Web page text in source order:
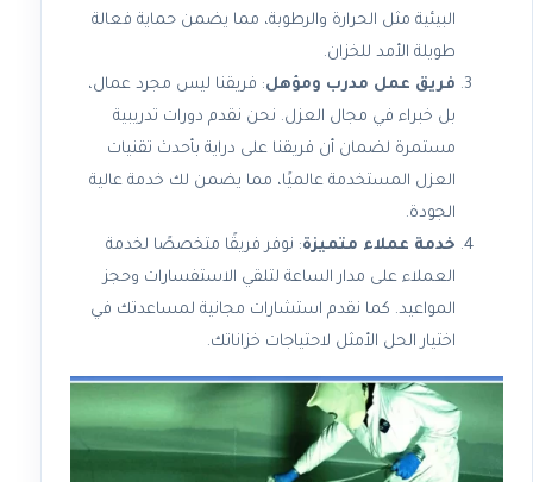
البيئية مثل الحرارة والرطوبة، مما يضمن حماية فعالة
طويلة الأمد للخزان.
فريق عمل مدرب ومؤهل: فريقنا ليس مجرد عمال،
بل خبراء في مجال العزل. نحن نقدم دورات تدريبية
مستمرة لضمان أن فريقنا على دراية بأحدث تقنيات
العزل المستخدمة عالميًا، مما يضمن لك خدمة عالية
الجودة.
خدمة عملاء متميزة: نوفر فريقًا متخصصًا لخدمة
العملاء على مدار الساعة لتلقي الاستفسارات وحجز
المواعيد. كما نقدم استشارات مجانية لمساعدتك في
اختيار الحل الأمثل لاحتياجات خزاناتك.